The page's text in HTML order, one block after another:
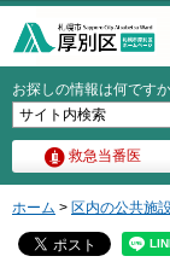
お探しの情報は何ですか
救急当番医
ホーム > 区内の公共施